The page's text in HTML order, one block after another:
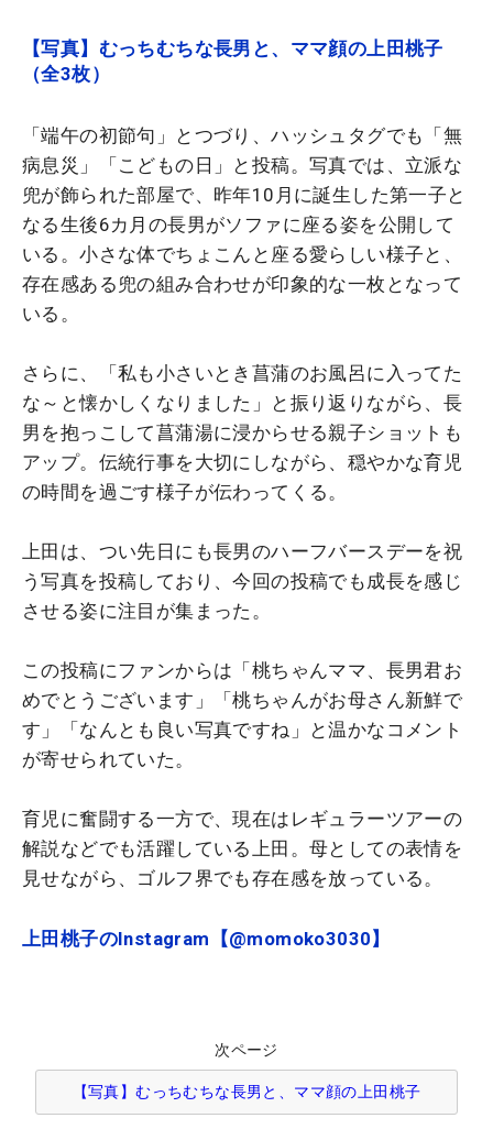
【写真】むっちむちな長男と、ママ顔の上田桃子
（全3枚）
「端午の初節句」とつづり、ハッシュタグでも「無
病息災」「こどもの日」と投稿。写真では、立派な
兜が飾られた部屋で、昨年10月に誕生した第一子と
なる生後6カ月の長男がソファに座る姿を公開して
いる。小さな体でちょこんと座る愛らしい様子と、
存在感ある兜の組み合わせが印象的な一枚となって
いる。
さらに、「私も小さいとき菖蒲のお風呂に入ってた
な～と懐かしくなりました」と振り返りながら、長
男を抱っこして菖蒲湯に浸からせる親子ショットも
アップ。伝統行事を大切にしながら、穏やかな育児
の時間を過ごす様子が伝わってくる。
上田は、つい先日にも長男のハーフバースデーを祝
う写真を投稿しており、今回の投稿でも成長を感じ
させる姿に注目が集まった。
この投稿にファンからは「桃ちゃんママ、長男君お
めでとうございます」「桃ちゃんがお母さん新鮮で
す」「なんとも良い写真ですね」と温かなコメント
が寄せられていた。
育児に奮闘する一方で、現在はレギュラーツアーの
解説などでも活躍している上田。母としての表情を
見せながら、ゴルフ界でも存在感を放っている。
上田桃子のInstagram【@momoko3030】
次ページ
【写真】むっちむちな長男と、ママ顔の上田桃子